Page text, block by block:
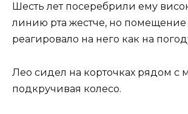
Шесть лет посеребрили ему
линию рта жестче, но помещение
реагировало на него как на
Лео сидел на корточках рядом с
подкручивая колесо.